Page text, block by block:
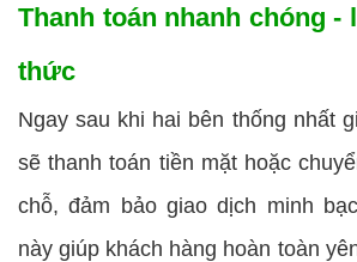
Thanh toán nhanh chóng -
thức
Ngay sau khi hai bên thống nhất
sẽ thanh toán tiền mặt hoặc
chỗ, đảm bảo giao dịch minh
này giúp khách hàng hoàn toàn